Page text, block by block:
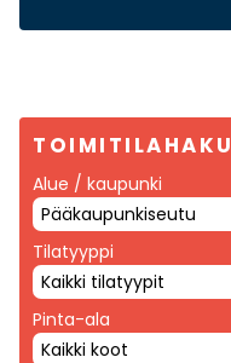
TOIMITILAHAKU
Alue / kaupunki
Pääkaupunkiseutu
Tilatyyppi
Kaikki tilatyypit
Pinta-ala
Kaikki koot